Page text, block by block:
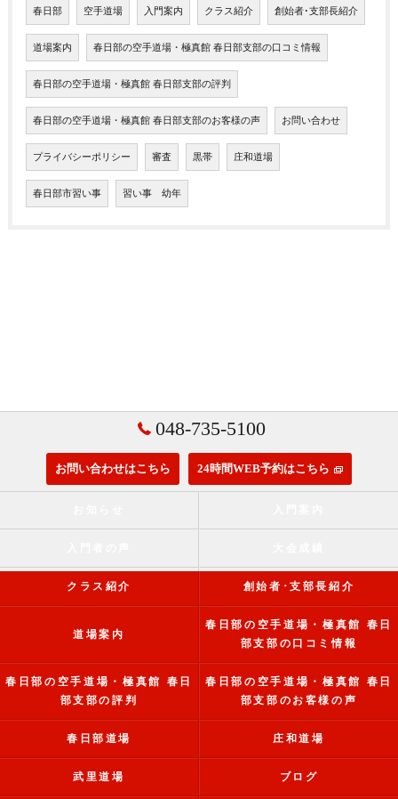
春日部 空手道場 入門案内 クラス紹介 創始者･支部長紹介
道場案内 春日部の空手道場・極真館 春日部支部の口コミ情報
春日部の空手道場・極真館 春日部支部の評判
春日部の空手道場・極真館 春日部支部のお客様の声 お問い合わせ
プライバシーポリシー 審査 黒帯 庄和道場
春日部市習い事 習い事 幼年
048-735-5100
お問い合わせはこちら 24時間WEB予約はこちら
クラス紹介 創始者･支部長紹介
道場案内
春日部の空手道場・極真館 春日
部支部の口コミ情報
春日部の空手道場・極真館 春日
部支部の評判
春日部の空手道場・極真館 春日
部支部のお客様の声
春日部道場 庄和道場
武里道場 ブログ